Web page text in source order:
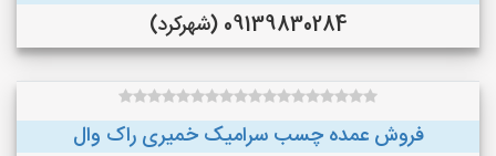
09139830284 (شهرکرد)
فروش عمده چسب سرامیک خمیری راک وال